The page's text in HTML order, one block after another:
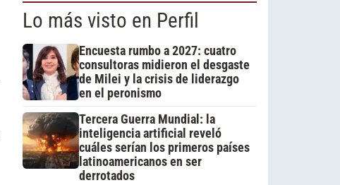
Lo más visto en Perfil
Encuesta rumbo a 2027: cuatro
consultoras midieron el desgaste
de Milei y la crisis de liderazgo
en el peronismo
Tercera Guerra Mundial: la
inteligencia artificial reveló
cuáles serían los primeros países
latinoamericanos en ser
derrotados